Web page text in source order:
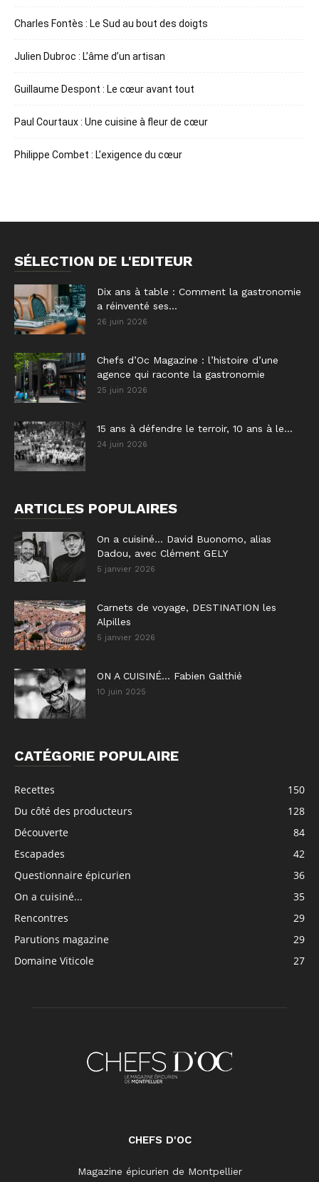
Charles Fontès : Le Sud au bout des doigts
Julien Dubroc : L’âme d’un artisan
Guillaume Despont : Le cœur avant tout
Paul Courtaux : Une cuisine à fleur de cœur
Philippe Combet : L’exigence du cœur
SÉLECTION DE L'EDITEUR
Dix ans à table : Comment la gastronomie
a réinventé ses...
26 juin 2026
Chefs d’Oc Magazine : l’histoire d’une
agence qui raconte la gastronomie
25 juin 2026
15 ans à défendre le terroir, 10 ans à le...
24 juin 2026
ARTICLES POPULAIRES
On a cuisiné… David Buonomo, alias
Dadou, avec Clément GELY
5 janvier 2026
Carnets de voyage, DESTINATION les
Alpilles
5 janvier 2026
ON A CUISINÉ… Fabien Galthié
10 juin 2025
CATÉGORIE POPULAIRE
Recettes
150
Du côté des producteurs
128
Découverte
84
Escapades
42
Questionnaire épicurien
36
On a cuisiné...
35
Rencontres
29
Parutions magazine
29
Domaine Viticole
27
CHEFS D'OC
Magazine épicurien de Montpellier